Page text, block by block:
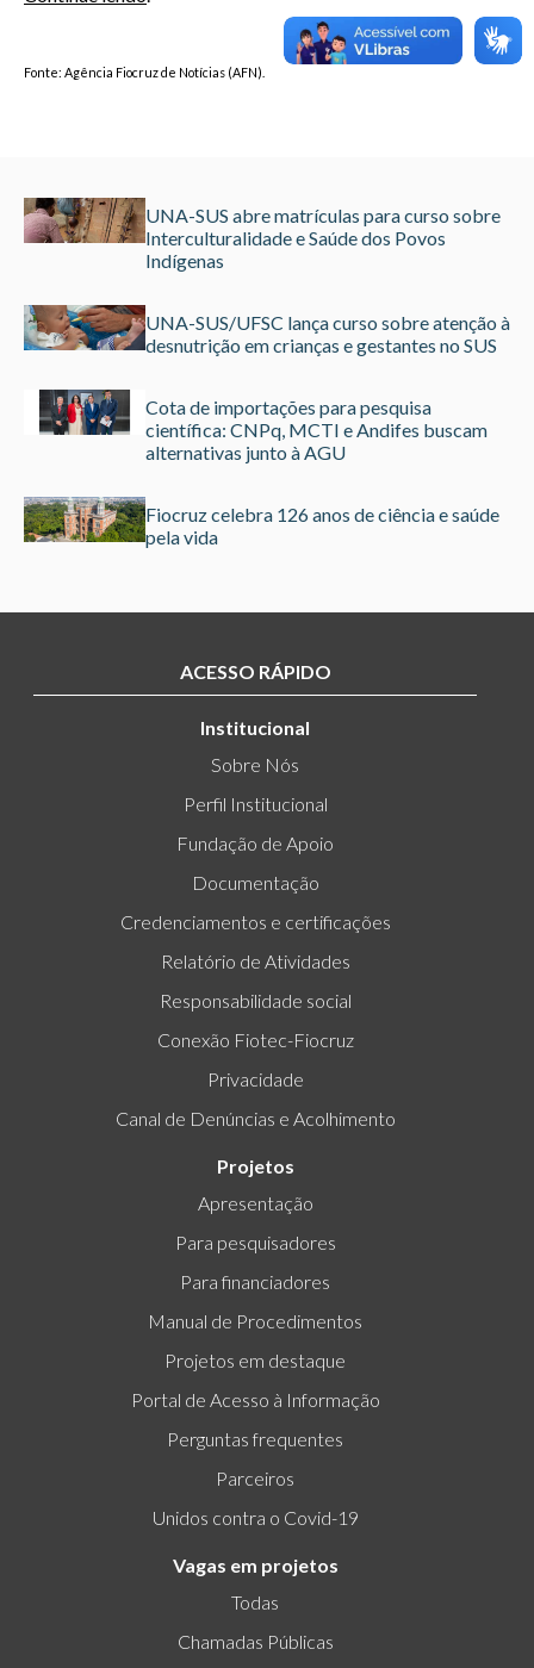
Fonte: Agência Fiocruz de Notícias (AFN).
UNA-SUS abre matrículas para curso sobre
Interculturalidade e Saúde dos Povos
Indígenas
UNA-SUS/UFSC lança curso sobre atenção à
desnutrição em crianças e gestantes no SUS
Cota de importações para pesquisa
científica: CNPq, MCTI e Andifes buscam
alternativas junto à AGU
Fiocruz celebra 126 anos de ciência e saúde
pela vida
ACESSO RÁPIDO
Institucional
Sobre Nós
Perfil Institucional
Fundação de Apoio
Documentação
Credenciamentos e certificações
Relatório de Atividades
Responsabilidade social
Conexão Fiotec-Fiocruz
Privacidade
Canal de Denúncias e Acolhimento
Projetos
Apresentação
Para pesquisadores
Para financiadores
Manual de Procedimentos
Projetos em destaque
Portal de Acesso à Informação
Perguntas frequentes
Parceiros
Unidos contra o Covid-19
Vagas em projetos
Todas
Chamadas Públicas